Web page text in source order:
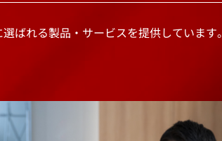
ばれる製品・サービスを提供しています。